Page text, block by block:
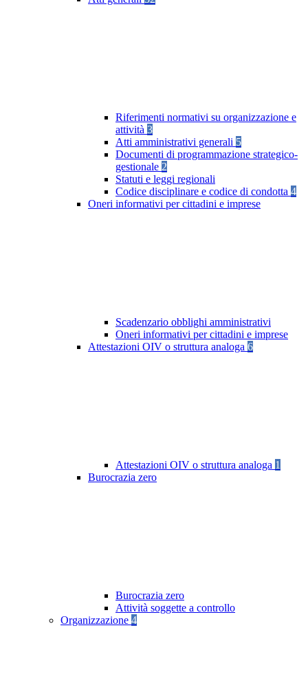
Riferimenti normativi su organizzazione e
attività 3
Atti amministrativi generali 5
Documenti di programmazione strategico-
gestionale 2
Statuti e leggi regionali
Codice disciplinare e codice di condotta 4
Oneri informativi per cittadini e imprese
Scadenzario obblighi amministrativi
Oneri informativi per cittadini e imprese
Attestazioni OIV o struttura analoga 6
Attestazioni OIV o struttura analoga 1
Burocrazia zero
Burocrazia zero
Attività soggette a controllo
Organizzazione 4